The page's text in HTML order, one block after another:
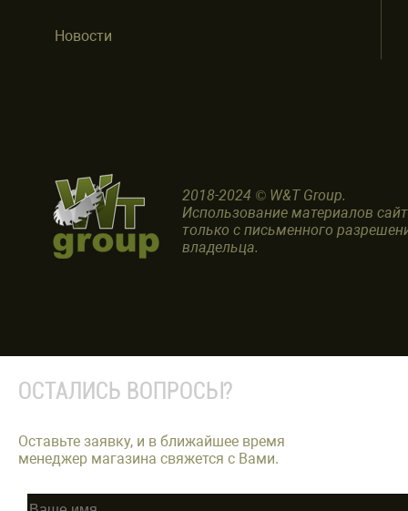
Новости
2018-2024 © W&T Group.
Использование материалов
только с письменного
владельца.
ОСТАЛИСЬ ВОПРОСЫ?
Оставьте заявку, и в ближайшее время
менеджер магазина свяжется с Вами.